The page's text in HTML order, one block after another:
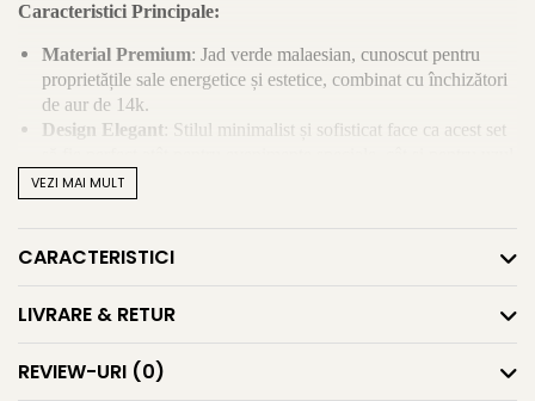
Caracteristici Principale:
Material Premium: Jad verde malaesian, cunoscut pentru
proprietățile sale energetice și estetice, combinat cu închizători
de aur de 14k.
Design Elegant: Stilul minimalist și sofisticat face ca acest set
zilnic.
Durabilitate
garantând o durată lungă de viață și un aspect impecabil în
timp.
excelentă pentru a surprinde persoanele dragi cu un cadou de
VEZI MAI MULT
CARACTERISTICI
LIVRARE & RETUR
REVIEW-URI (0)